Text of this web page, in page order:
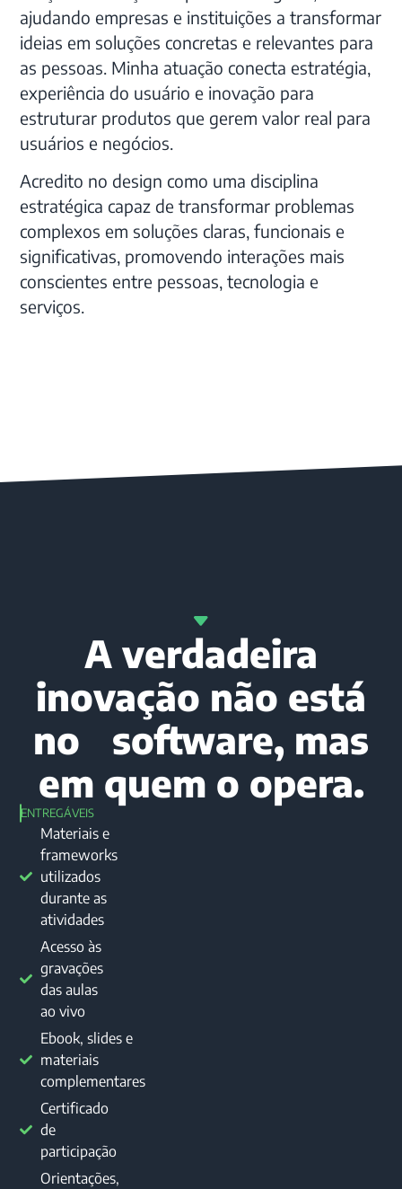
ajudando empresas e instituições a transformar
ideias em soluções concretas e relevantes para
as pessoas. Minha atuação conecta estratégia,
experiência do usuário e inovação para
estruturar produtos que gerem valor real para
usuários e negócios.
Acredito no design como uma disciplina
estratégica capaz de transformar problemas
complexos em soluções claras, funcionais e
significativas, promovendo interações mais
conscientes entre pessoas, tecnologia e
serviços.
A verdadeira
inovação não está
no software, mas
em quem o opera.
ENTREGÁVEIS
Materiais e
frameworks
utilizados
durante as
atividades
Acesso às
gravações
das aulas
ao vivo
Ebook, slides e
materiais
complementares
Certificado
de
participação
Orientações,